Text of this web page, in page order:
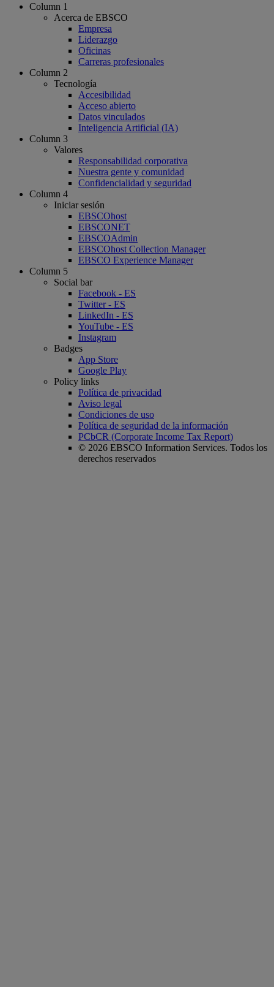
Column 1
Acerca de EBSCO
Empresa
Liderazgo
Oficinas
Carreras profesionales
Column 2
Tecnología
Accesibilidad
Acceso abierto
Datos vinculados
Inteligencia Artificial (IA)
Column 3
Valores
Responsabilidad corporativa
Nuestra gente y comunidad
Confidencialidad y seguridad
Column 4
Iniciar sesión
EBSCOhost
EBSCONET
EBSCOAdmin
EBSCOhost Collection Manager
EBSCO Experience Manager
Column 5
Social bar
Facebook - ES
Twitter - ES
LinkedIn - ES
YouTube - ES
Instagram
Badges
App Store
Google Play
Policy links
Política de privacidad
Aviso legal
Condiciones de uso
Política de seguridad de la información
PCbCR (Corporate Income Tax Report)
© 2026 EBSCO Information Services. Todos los
derechos reservados